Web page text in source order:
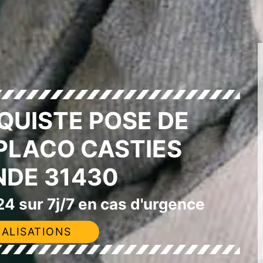
POSE DE
CASTIES
31430
sur 7j/7 en cas d'urgence